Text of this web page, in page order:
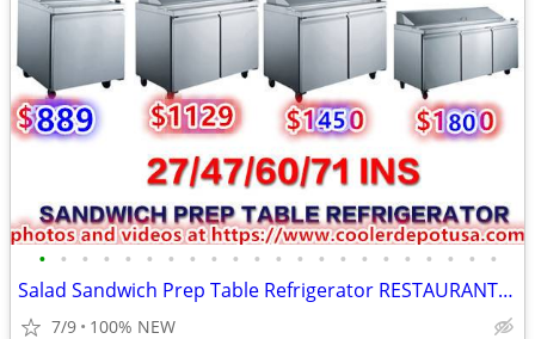
• • • • • • • • • • • • • • • • • • • • • •
Salad Sandwich Prep Table Refrigerator RESTAURANT EQUIPMENT
7/9 100% NEW